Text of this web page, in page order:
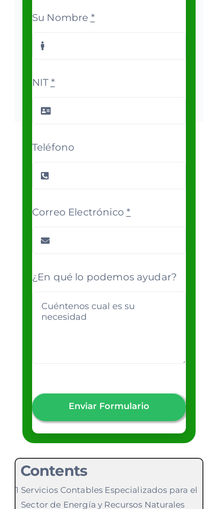
Su Nombre *
NIT *
Teléfono
Correo Electrónico *
¿En qué lo podemos ayudar?
Enviar Formulario
Contents
Servicios Contables Especializados para el
Sector de Energía y Recursos Naturales